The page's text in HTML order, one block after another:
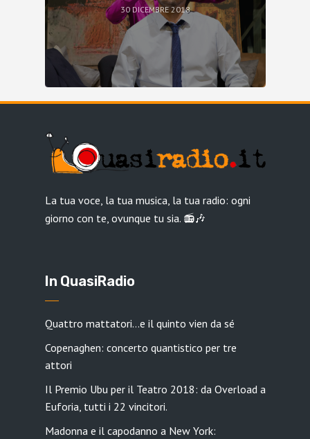
30 DICEMBRE 2018
La tua voce, la tua musica, la tua radio: ogni
giorno con te, ovunque tu sia. 📻🎶
In QuasiRadio
Quattro mattatori…e il quinto vien da sé
Copenaghen: concerto quantistico per tre
attori
Il Premio Ubu per il Teatro 2018: da Overload a
Euforia, tutti i 22 vincitori.
Madonna e il capodanno a New York: